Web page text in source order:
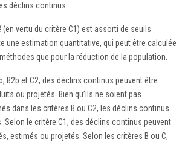
déclins continus.
(en vertu du critère C1) est assorti de seuils
une estimation quantitative, qui peut être calculée
que pour la réduction de la population.
B2b et C2, des déclins continus peuvent être
ou projetés. Bien qu’ils ne soient pas
dans les critères B ou C2, les déclins continus
le critère C1, des déclins continus peuvent
estimés ou projetés. Selon les critères B ou C,